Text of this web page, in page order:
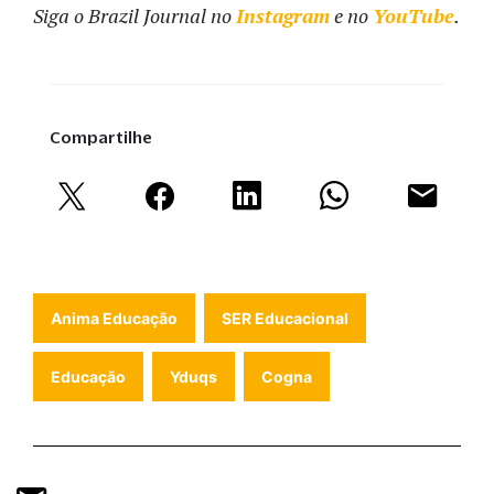
Siga o Brazil Journal no Instagrame no YouTube.
Compartilhe
Anima Educação SER Educacional
Educação Yduqs Cogna